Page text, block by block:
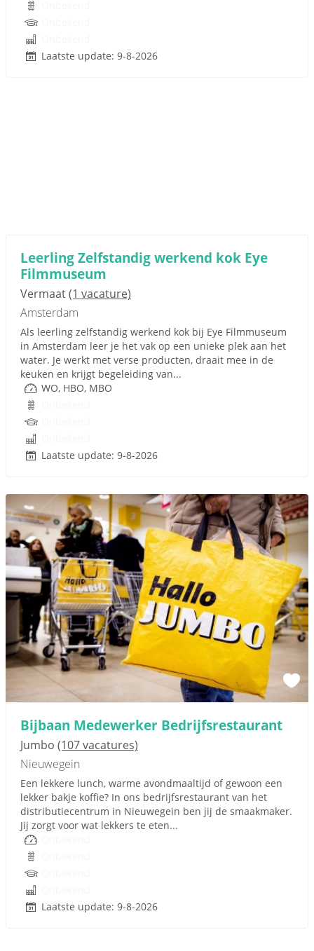
Laatste update: 9-8-2026
Leerling Zelfstandig werkend kok Eye
Filmmuseum
Vermaat(1 vacature)
Amsterdam
Als leerling zelfstandig werkend kok bij Eye Filmmuseum
in Amsterdam leer je het vak op een unieke plek aan het
water. Je werkt met verse producten, draait mee in de
keuken en krijgt begeleiding van...
WO, HBO, MBO
Laatste update: 9-8-2026
Bijbaan Medewerker Bedrijfsrestaurant
Jumbo (107 vacatures)
Nieuwegein
Een lekkere lunch, warme avondmaaltijd of gewoon een
lekker bakje koffie? In ons bedrijfsrestaurant van het
distributiecentrum in Nieuwegein ben jij de smaakmaker.
Jij zorgt voor wat lekkers te eten...
Laatste update: 9-8-2026